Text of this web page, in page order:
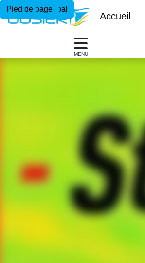
Menu principal
Contenu principal
Pied de page
Accueil
MENU